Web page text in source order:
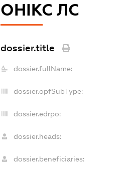
ОНІКС ЛС
dossier.title
dossier.fullName:
dossier.opfSubType:
dossier.edrpo:
dossier.heads:
dossier.beneficiaries: